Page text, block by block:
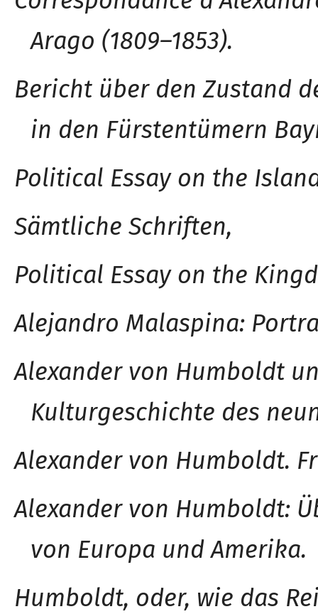
Arago (1809–1853).
Bericht über den Zustand
in den Fürstentümern
Political Essay on the
Sämtliche Schriften,
Political Essay on the
Alejandro Malaspina:
Alexander von Humboldt
Kulturgeschichte des
Alexander von Humboldt.
Alexander von Humboldt:
von Europa und Amerika.
Humboldt, oder, wie das